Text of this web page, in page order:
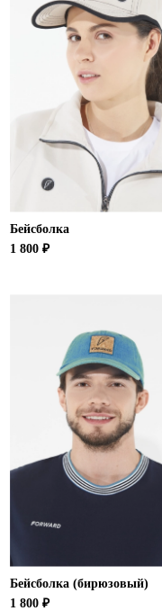
Бейсболка
1 800 ₽
Бейсболка (бирюзовый)
1 800 ₽